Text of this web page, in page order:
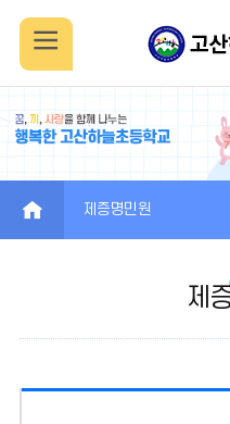
바
일
메
뉴
HOME 제증명민원
제